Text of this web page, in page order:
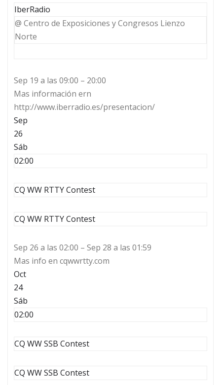
IberRadio
@ Centro de Exposiciones y Congresos Lienzo
Norte
Sep 19 a las 09:00 – 20:00
Mas información ern
http://www.iberradio.es/presentacion/
Sep
26
Sáb
02:00
CQ WW RTTY Contest
CQ WW RTTY Contest
Sep 26 a las 02:00 – Sep 28 a las 01:59
Mas info en cqwwrtty.com
Oct
24
Sáb
02:00
CQ WW SSB Contest
CQ WW SSB Contest